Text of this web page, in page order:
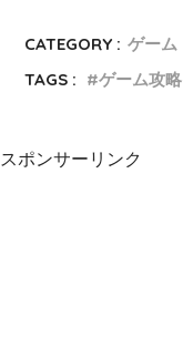
CATEGORY : ゲーム
TAGS :
ゲーム攻略
スポンサーリンク